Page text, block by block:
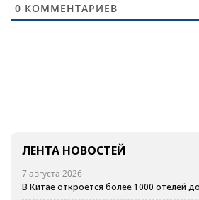
0 КОММЕНТАРИЕВ
ЛЕНТА НОВОСТЕЙ
7 августа 2026
В Китае откроется более 1000 отелей